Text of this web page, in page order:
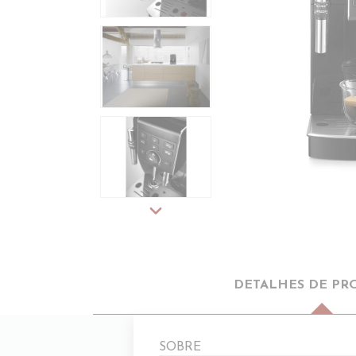
expand_more
DETALHES DE
SOBRE